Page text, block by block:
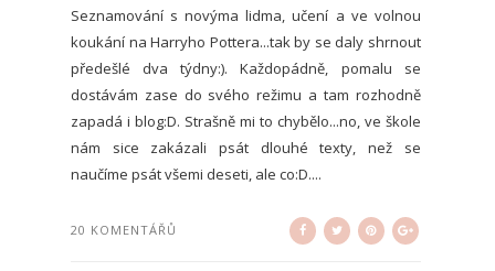
Seznamování s novýma lidma, učení a ve volnou
koukání na Harryho Pottera...tak by se daly shrnout
předešlé dva týdny:). Každopádně, pomalu se
dostávám zase do svého režimu a tam rozhodně
zapadá i blog:D. Strašně mi to chybělo...no, ve škole
nám sice zakázali psát dlouhé texty, než se
naučíme psát všemi deseti, ale co:D....
20 KOMENTÁŘŮ